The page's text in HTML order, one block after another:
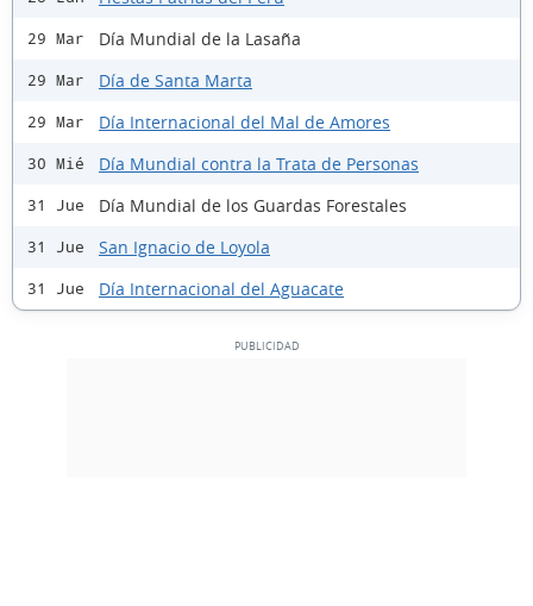
29 Mar Día Mundial de la Lasaña
29 Mar Día de Santa Marta
29 Mar Día Internacional del Mal de Amores
30 Mié Día Mundial contra la Trata de Personas
31 Jue Día Mundial de los Guardas Forestales
31 Jue San Ignacio de Loyola
31 Jue Día Internacional del Aguacate